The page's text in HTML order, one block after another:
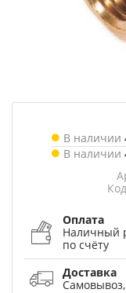
В наличии
В наличии
Оплата
Наличный
по счёту
Доставка
Самовывоз,